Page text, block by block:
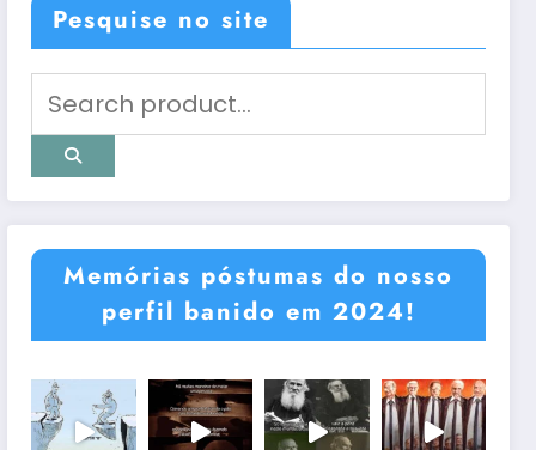
Pesquise no site
Memórias póstumas do nosso
perfil banido em 2024!